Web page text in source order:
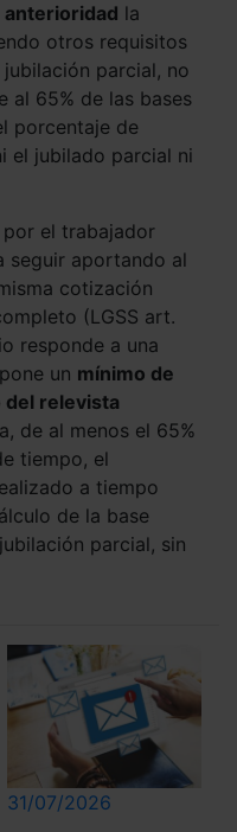
anterioridad la
otros requisitos
parcial, no
al 65% de las bases
porcentaje de
el jubilado parcial ni
el trabajador
seguir aportando al
cotización
(LGSS art.
responde a una
un mínimo de
relevista
de al menos el 65%
tiempo, el
a tiempo
de la base
parcial, sin
31/07/2026